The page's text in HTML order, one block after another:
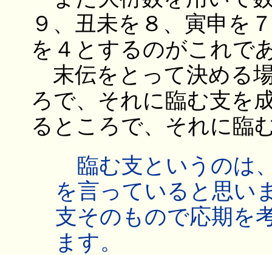
９、丑未を８、寅申を
を４とするのがこれで
末伝をとって決める
ろで、それに臨む支を
るところで、それに臨
臨む支というのは
を言っていると思い
支そのもので応期を
ます。